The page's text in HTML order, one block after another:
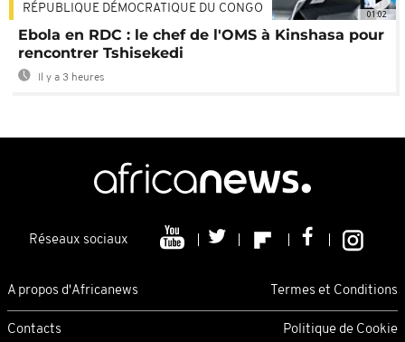
01:02
RÉPUBLIQUE DÉMOCRATIQUE DU CONGO
Ebola en RDC : le chef de l'OMS à Kinshasa pour
rencontrer Tshisekedi
Il y a 3 heures
Réseaux sociaux
A propos d'Africanews Termes et Conditions
Contacts Politique de Cookie